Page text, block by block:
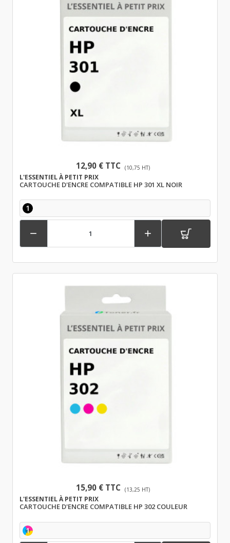
12,90 € TTC (10,75 HT)
L'ESSENTIEL À PETIT PRIX
CARTOUCHE D'ENCRE COMPATIBLE HP 301 XL NOIR
1
 
15,90 € TTC (13,25 HT)
L'ESSENTIEL À PETIT PRIX
CARTOUCHE D'ENCRE COMPATIBLE HP 302 COULEUR
1